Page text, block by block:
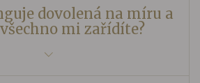
dovolená na míru a
mi zařídíte?